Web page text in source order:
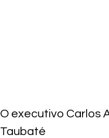
O executivo Carlos
Taubaté